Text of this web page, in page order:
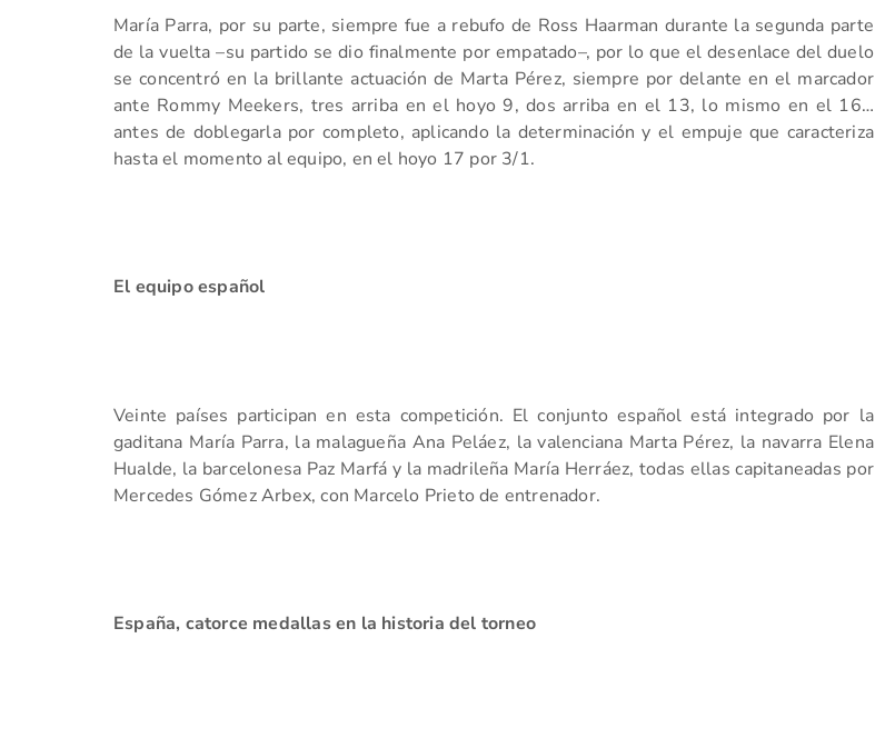
María Parra, por su parte, siempre fue a rebufo de Ross Haarman durante la segunda parte
de la vuelta –su partido se dio finalmente por empatado–, por lo que el desenlace del duelo
se concentró en la brillante actuación de Marta Pérez, siempre por delante en el marcador
ante Rommy Meekers, tres arriba en el hoyo 9, dos arriba en el 13, lo mismo en el 16…
antes de doblegarla por completo, aplicando la determinación y el empuje que caracteriza
hasta el momento al equipo, en el hoyo 17 por 3/1.
El equipo español
Veinte países participan en esta competición. El conjunto español está integrado por la
gaditana María Parra, la malagueña Ana Peláez, la valenciana Marta Pérez, la navarra Elena
Hualde, la barcelonesa Paz Marfá y la madrileña María Herráez, todas ellas capitaneadas por
Mercedes Gómez Arbex, con Marcelo Prieto de entrenador.
España, catorce medallas en la historia del torneo